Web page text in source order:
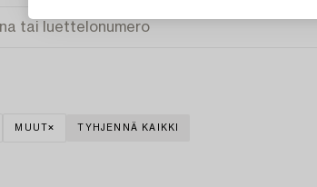
MUUT TYHJENNÄ KAIKKI